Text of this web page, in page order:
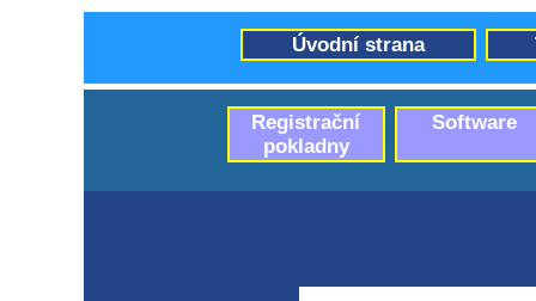
Úvodní strana
Software
Registrační
pokladny